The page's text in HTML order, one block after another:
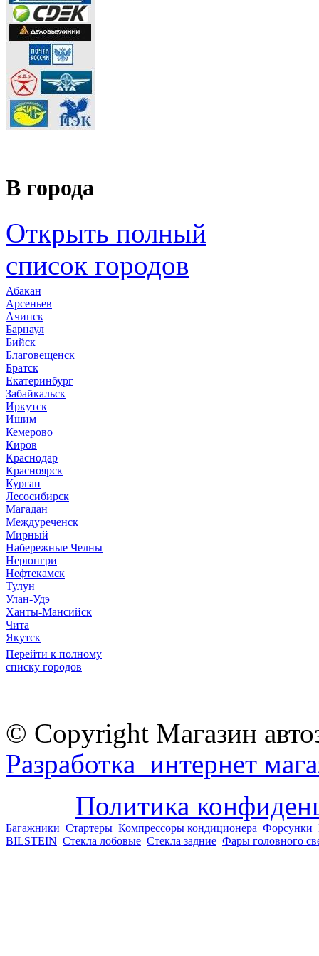
В города
Открыть полный
список городов
Абакан
Арсеньев
Ачинск
Барнаул
Бийск
Благовещенск
Братск
Екатеринбург
Забайкальск
Иркутск
Ишим
Кемерово
Киров
Краснодар
Красноярск
Курган
Лесосибирск
Магадан
Междуреченск
Мирный
Набережные Челны
Нерюнгри
Нефтекамск
Тулун
Улан-Удэ
Ханты-Мансийск
Чита
Якутск
Перейти к полному
списку городов
© Copyright Магазин
Разработка интернет
Политика
Багажники Стартеры Компрессоры кондиционера Форсунки
BILSTEIN Стекла лобовые Стекла задние Фары головного